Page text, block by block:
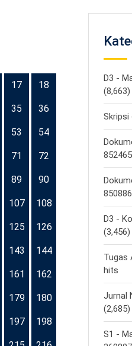
17 18
35 36
53 54
71 72
89 90
107 108
125 126
143 144
161 162
179 180
197 198
D3 -
Skripsi
D3 -
Tugas
hits
Jurnal
S1 -